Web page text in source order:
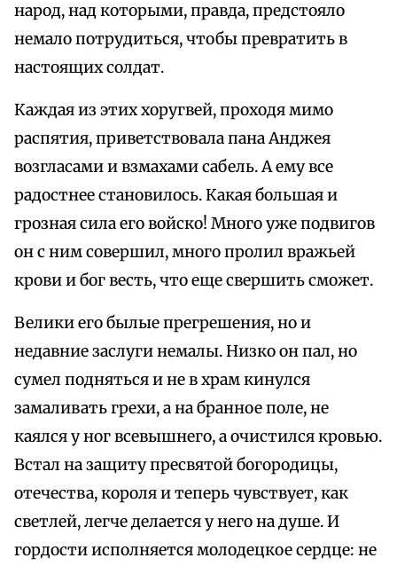
народ, над которыми, правда, предстояло
немало потрудиться, чтобы превратить в
настоящих солдат.
Каждая из этих хоругвей, проходя мимо
распятия, приветствовала пана Анджея
возгласами и взмахами сабель. А ему все
радостнее становилось. Какая большая и
грозная сила его войско! Много уже подвигов
он с ним совершил, много пролил вражьей
крови и бог весть, что еще свершить сможет.
Велики его былые прегрешения, но и
недавние заслуги немалы. Низко он пал, но
сумел подняться и не в храм кинулся
замаливать грехи, а на бранное поле, не
каялся у ног всевышнего, а очистился кровью.
Встал на защиту пресвятой богородицы,
отечества, короля и теперь чувствует, как
светлей, легче делается у него на душе. И
гордости исполняется молодецкое сердце: не